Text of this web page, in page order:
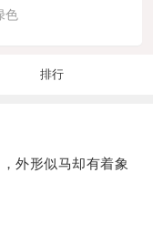
色
排行
外形似马却有着象